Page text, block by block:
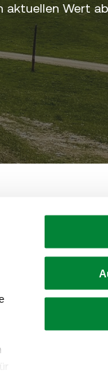
aktuellen Wert